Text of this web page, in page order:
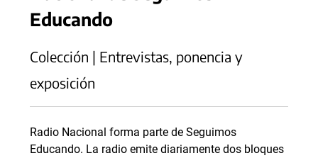
Educando
Colección | Entrevistas, ponencia y
exposición
Radio Nacional forma parte de Seguimos
Educando. La radio emite diariamente dos bloques